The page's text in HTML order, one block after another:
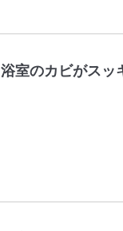
浴室のカビがスッ